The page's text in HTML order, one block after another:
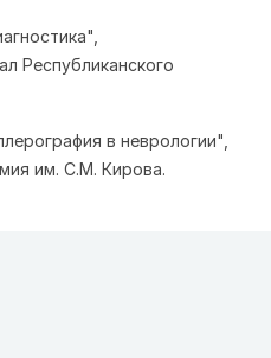
Республиканского
в неврологии",
им. С.М. Кирова.